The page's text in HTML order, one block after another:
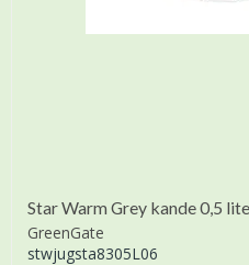
Star Warm Grey kande 0,5
GreenGate
stwjugsta8305L06